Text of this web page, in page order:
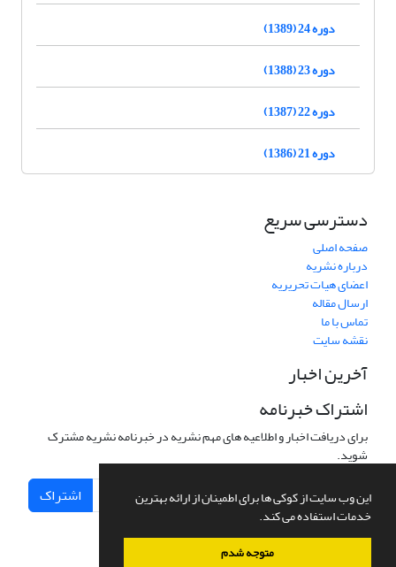
این وب سایت از کوکی ها برای اطمینان از ارائه بهترین
خدمات استفاده می کند.
متوجه شدم
دوره 24 (1389)
دوره 23 (1388)
دوره 22 (1387)
دوره 21 (1386)
دسترسی سریع
صفحه اصلی
درباره نشریه
اعضای هیات تحریریه
ارسال مقاله
تماس با ما
نقشه سایت
آخرین اخبار
اشتراک خبرنامه
برای دریافت اخبار و اطلاعیه های مهم نشریه در خبرنامه نشریه مشترک
شوید.
اشتراک